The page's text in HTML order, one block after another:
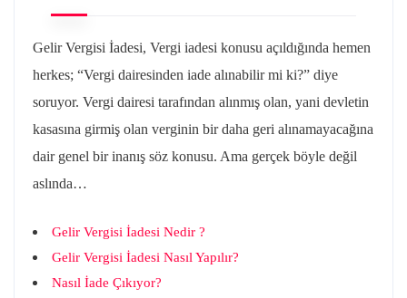
Gelir Vergisi İadesi, Vergi iadesi konusu açıldığında hemen
herkes; “Vergi dairesinden iade alınabilir mi ki?” diye
soruyor. Vergi dairesi tarafından alınmış olan, yani devletin
kasasına girmiş olan verginin bir daha geri alınamayacağına
dair genel bir inanış söz konusu. Ama gerçek böyle değil
aslında…
Gelir Vergisi İadesi Nedir ?
Gelir Vergisi İadesi Nasıl Yapılır?
Nasıl İade Çıkıyor?